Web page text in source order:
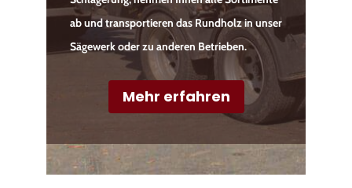
ab und transportieren das Rundholz in unser
Sägewerk oder zu anderen Betrieben.
Mehr erfahren